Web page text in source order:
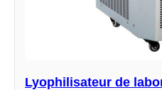
Lyophilisateur de